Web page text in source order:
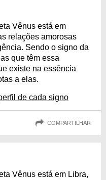
Vênus está em
relações amorosas
Sendo o signo da
que têm essa
existe na essência
a elas.
de cada signo
COMPARTILHAR
Vênus está em Libra,